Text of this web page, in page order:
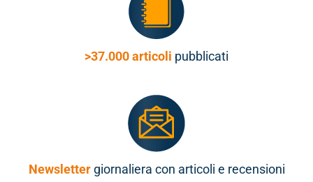
>37.000 articoli pubblicati
Newslettergiornaliera con articoli e recensioni